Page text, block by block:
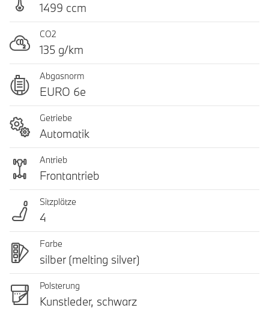
1499 ccm
CO2
135 g/km
Abgasnorm
EURO 6e
Getriebe
Automatik
Antrieb
Frontantrieb
Sitzplätze
4
Farbe
silber (melting silver)
Polsterung
Kunstleder, schwarz